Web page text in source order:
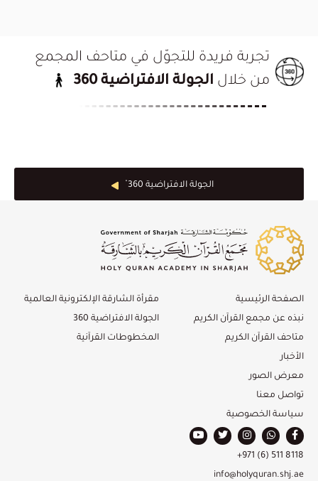
تجربة فريدة للتجوّل في متاحف المجمع
من خلال الجولة الافتراضية 360
الجولة الافتراضية 360 ْ
الصفحة الرئيسية
نبذه عن مجمع القرآن الكريم
متاحف القرآن الكريم
مقرأة الشارقة الإلكترونية العالمية
الجولة الافتراضية 360
المخطوطات القرآنية
الأخبار
معرض الصور
تواصل معنا
سياسة الخصوصية
+971 (6) 511 8118
info@holyquran.shj.ae